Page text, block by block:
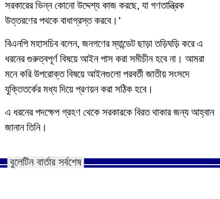
সরকারের ভিন্ন কোনো উদ্দেশ্য কাজ করছে, যা গণতান্ত্রিক
উত্তরণের পথকে বাধাগ্রস্ত করবে।’
বিএনপি মহাসচিব বলেন, জনগণের ম্যান্ডেট ছাড়া তড়িঘড়ি করে এ
ধরনের গুরুত্বপূর্ণ বিষয়ে আইন পাস করা সমীচীন হবে না। আমরা
মনে করি উপরোক্ত বিষয়ে আইনগুলো পরবর্তী জাতীয় সংসদে
যুক্তিতর্কের মধ্য দিয়ে প্রণয়ন করা সঠিক হবে।
এ ধরনের পদক্ষেপ গ্রহণ থেকে সরকারকে বিরত থাকার জন্য আহ্বান
জানান তিনি।
বুলেটিন বার্তার সর্বশেষ